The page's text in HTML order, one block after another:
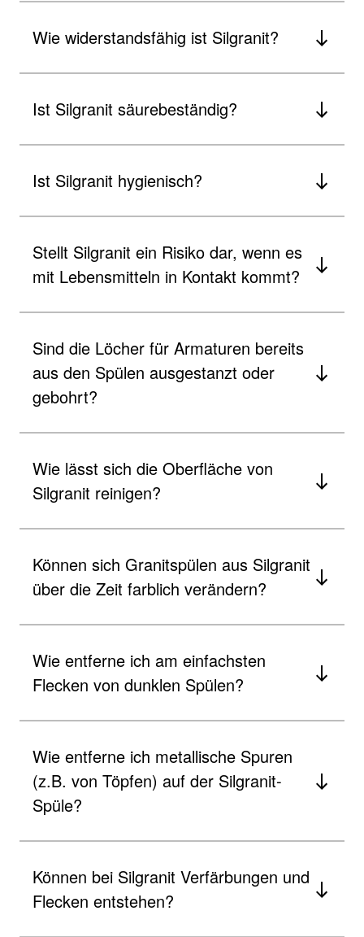
Wie widerstandsfähig ist Silgranit?
Ist Silgranit säurebeständig?
Ist Silgranit hygienisch?
Stellt Silgranit ein Risiko dar, wenn es
mit Lebensmitteln in Kontakt kommt?
Sind die Löcher für Armaturen bereits
aus den Spülen ausgestanzt oder
gebohrt?
Wie lässt sich die Oberfläche von
Silgranit reinigen?
Können sich Granitspülen aus Silgranit
über die Zeit farblich verändern?
Wie entferne ich am einfachsten
Flecken von dunklen Spülen?
Wie entferne ich metallische Spuren
(z.B. von Töpfen) auf der Silgranit-
Spüle?
Können bei Silgranit Verfärbungen und
Flecken entstehen?